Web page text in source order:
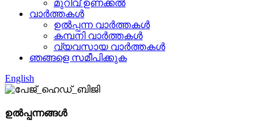
മുറിവ് ഉണക്കൽ
വാർത്തകൾ
ഉൽപ്പന്ന വാർത്തകൾ
കമ്പനി വാർത്തകൾ
വ്യവസായ വാർത്തകൾ
ഞങ്ങളെ സമീപിക്കുക
English
ഉൽപ്പന്നങ്ങൾ